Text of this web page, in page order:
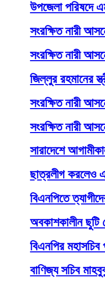
উপজেলা পরিষদে
সংরক্ষিত নারী আসনের
সংরক্ষিত নারী আসনে
জিল্লুর রহমানের স্ত্রী
সংরক্ষিত নারী আসনে
সংরক্ষিত নারী আসনে
সারাদেশে আগামীকাল
ছাত্রলীগ করলেও
বিএনপিতে ত্যাগীদের
অবকাশকালীন ছুটি শেষে
বিএনপির মহাসচিব পদে
বাণিজ্য সচিব মাহবুবুর